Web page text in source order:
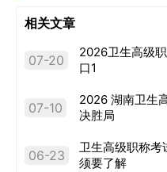
相关文章
07-20
2026卫生高级
口1
07-10
2026 湖南卫生
决胜局
06-23
卫生高级职称考
须要了解